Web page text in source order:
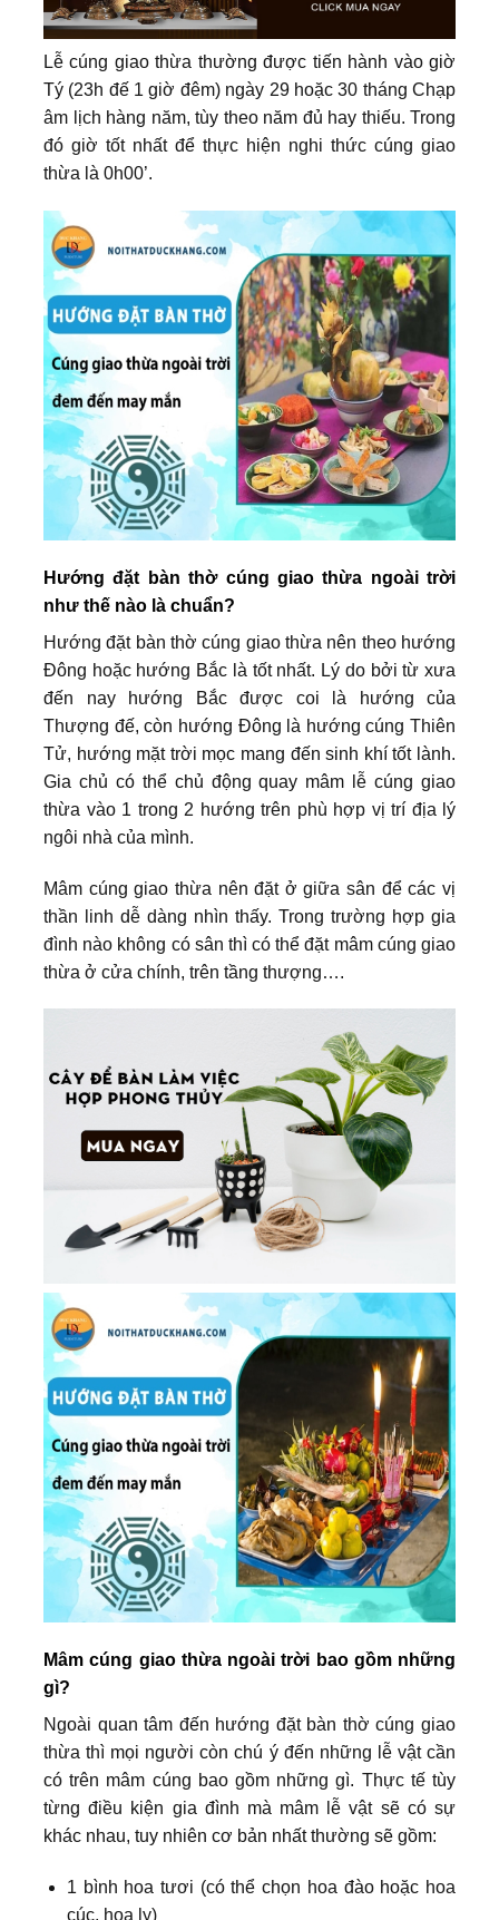
Lễ cúng giao thừa thường được tiến hành vào giờ
Tý (23h đế 1 giờ đêm) ngày 29 hoặc 30 tháng Chạp
âm lịch hàng năm, tùy theo năm đủ hay thiếu. Trong
đó giờ tốt nhất để thực hiện nghi thức cúng giao
thừa là 0h00’.
Hướng đặt bàn thờ cúng giao thừa ngoài trời
như thế nào là chuẩn?
Hướng đặt bàn thờ cúng giao thừa nên theo hướng
Đông hoặc hướng Bắc là tốt nhất. Lý do bởi từ xưa
đến nay hướng Bắc được coi là hướng của
Thượng đế, còn hướng Đông là hướng cúng Thiên
Tử, hướng mặt trời mọc mang đến sinh khí tốt lành.
Gia chủ có thể chủ động quay mâm lễ cúng giao
thừa vào 1 trong 2 hướng trên phù hợp vị trí địa lý
ngôi nhà của mình.
Mâm cúng giao thừa nên đặt ở giữa sân để các vị
thần linh dễ dàng nhìn thấy. Trong trường hợp gia
đình nào không có sân thì có thể đặt mâm cúng giao
thừa ở cửa chính, trên tầng thượng….
Mâm cúng giao thừa ngoài trời bao gồm những
gì?
Ngoài quan tâm đến hướng đặt bàn thờ cúng giao
thừa thì mọi người còn chú ý đến những lễ vật cần
có trên mâm cúng bao gồm những gì. Thực tế tùy
từng điều kiện gia đình mà mâm lễ vật sẽ có sự
khác nhau, tuy nhiên cơ bản nhất thường sẽ gồm:
1 bình hoa tươi (có thể chọn hoa đào hoặc hoa
cúc, hoa ly)